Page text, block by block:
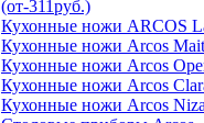
(от-311руб.)
Кухонные ножи ARCOS
Кухонные ножи Arcos
Кухонные ножи Arcos
Кухонные ножи Arcos
Кухонные ножи Arcos Niza